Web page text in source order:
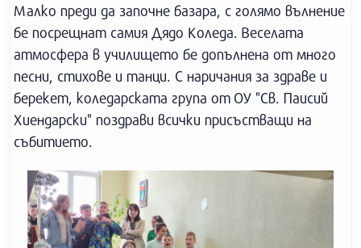
Малко преди да започне базара, с голямо вълнение
бе посрещнат самия Дядо Коледа. Веселата
атмосфера в училището бе допълнена от много
песни, стихове и танци. С наричания за здраве и
берекет, коледарската група от ОУ "Св. Паисий
Хиендарски" поздрави всички присъстващи на
събитието.